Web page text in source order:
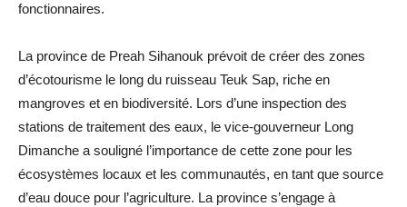
fonctionnaires.
La province de Preah Sihanouk prévoit de créer des zones
d’écotourisme le long du ruisseau Teuk Sap, riche en
mangroves et en biodiversité. Lors d’une inspection des
stations de traitement des eaux, le vice-gouverneur Long
Dimanche a souligné l’importance de cette zone pour les
écosystèmes locaux et les communautés, en tant que source
d’eau douce pour l’agriculture. La province s’engage à